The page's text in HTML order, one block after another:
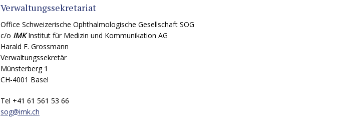
Verwaltungssekretariat
Office Schweizerische Ophthalmologische Gesellschaft SOG
c/o IMKInstitut für Medizin und Kommunikation AG
Harald F. Grossmann
Verwaltungssekretär
Münsterberg 1
CH-4001 Basel
Tel +41 61 561 53 66
sog@imk.ch